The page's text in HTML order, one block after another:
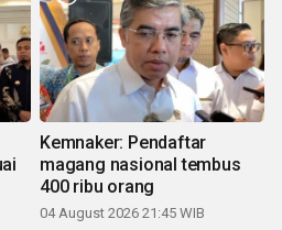
Kemnaker: Pendaftar
magang nasional tembus
400 ribu orang
04 August 2026 21:45 WIB